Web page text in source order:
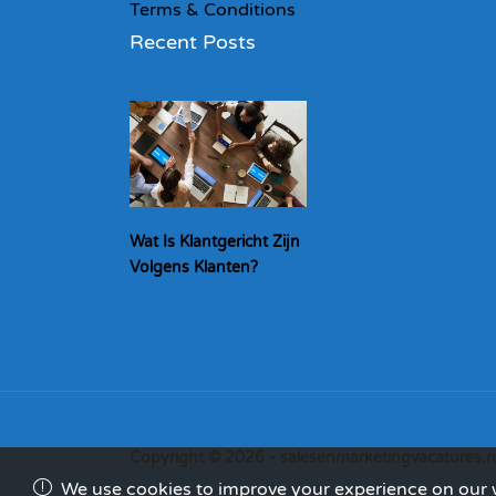
Terms & Conditions
Recent Posts
Wat Is Klantgericht Zijn
Volgens Klanten?
We use cookies to improve your experience on